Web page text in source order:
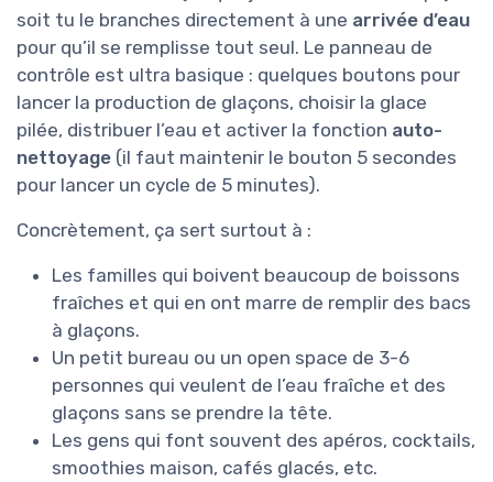
soit tu le branches directement à une arrivée d’eau
pour qu’il se remplisse tout seul. Le panneau de
contrôle est ultra basique : quelques boutons pour
lancer la production de glaçons, choisir la glace
pilée, distribuer l’eau et activer la fonction auto-
nettoyage (il faut maintenir le bouton 5 secondes
pour lancer un cycle de 5 minutes).
Concrètement, ça sert surtout à :
Les familles qui boivent beaucoup de boissons
fraîches et qui en ont marre de remplir des bacs
à glaçons.
Un petit bureau ou un open space de 3-6
personnes qui veulent de l’eau fraîche et des
glaçons sans se prendre la tête.
Les gens qui font souvent des apéros, cocktails,
smoothies maison, cafés glacés, etc.